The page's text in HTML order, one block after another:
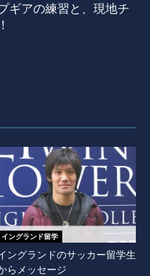
ギアの練習と、現地チ
イングランド留学
ングランドのサッカー留学生
らメッセージ